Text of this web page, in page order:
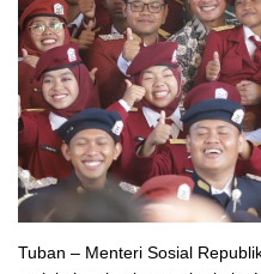
Tuban – Menteri Sosial